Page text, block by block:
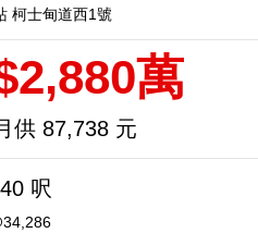
柯士甸道西1號
萬
供 87,738 元
呎